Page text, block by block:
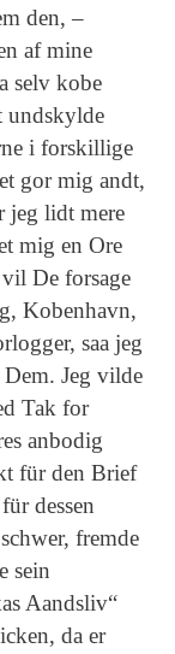
den, –
af mine
selv kobe
undskylde
i forskillige
gor mig andt,
jeg lidt mere
mig en Ore
De forsage
Kobenhavn,
saa jeg
Jeg vilde
Tak for
anbodig
für den Brief
dessen
fremde
sein
Aandsliv“
da er